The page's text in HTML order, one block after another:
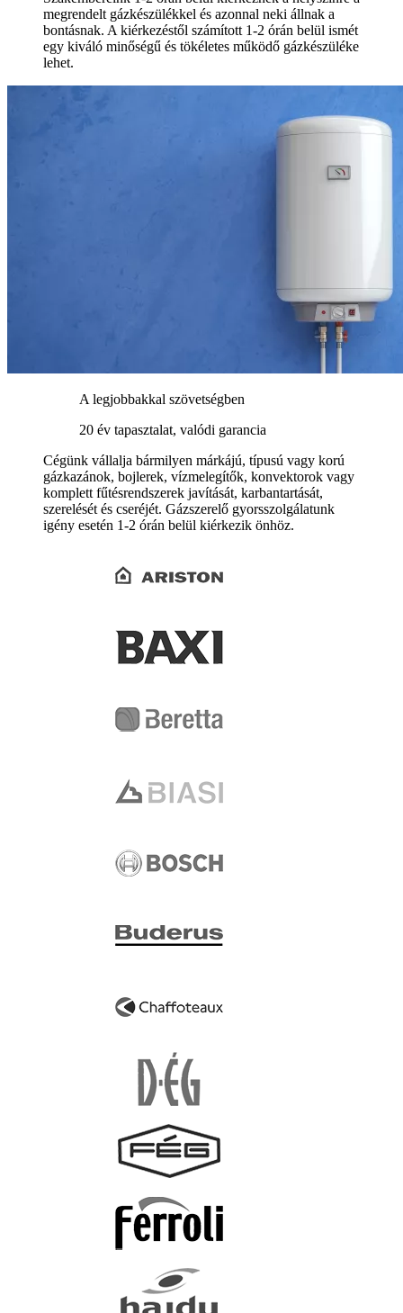
megrendelt gázkészülékkel és azonnal neki állnak a
bontásnak. A kiérkezéstől számított 1-2 órán belül ismét
egy kiváló minőségű és tökéletes működő gázkészüléke
lehet.
A legjobbakkal szövetségben
20 év tapasztalat, valódi garancia
Cégünk vállalja bármilyen márkájú, típusú vagy korú
gázkazánok, bojlerek, vízmelegítők, konvektorok vagy
komplett fűtésrendszerek javítását, karbantartását,
szerelését és cseréjét. Gázszerelő gyorsszolgálatunk
igény esetén 1-2 órán belül kiérkezik önhöz.